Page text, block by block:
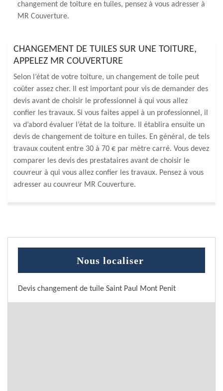
changement de toiture en tuiles, pensez à vous adresser à
MR Couverture.
CHANGEMENT DE TUILES SUR UNE TOITURE,
APPELEZ MR COUVERTURE
Selon l’état de votre toiture, un changement de toile peut
coûter assez cher. Il est important pour vis de demander des
devis avant de choisir le professionnel à qui vous allez
confier les travaux. Si vous faites appel à un professionnel, il
va d’abord évaluer l’état de la toiture. Il établira ensuite un
devis de changement de toiture en tuiles. En général, de tels
travaux coutent entre 30 à 70 € par mètre carré. Vous devez
comparer les devis des prestataires avant de choisir le
couvreur à qui vous allez confier les travaux. Pensez à vous
adresser au couvreur MR Couverture.
Nous localiser
Devis changement de tuile Saint Paul Mont Penit